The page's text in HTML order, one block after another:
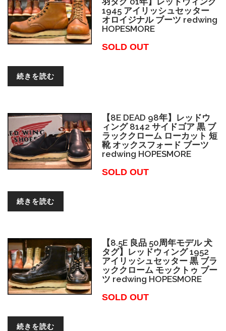
1945 アイリッシュセッター
オロイジナル ブーツ redwing
HOPESMORE
SOLD OUT
続きを読む
【8E DEAD 98年】レッドウ
ィング 8142 サイドゴア 黒 ブ
ラッククローム ローカット 短
靴 オックスフォード ブーツ
redwing HOPESMORE
SOLD OUT
続きを読む
【8.5E 良品 50周年モデル 犬
タグ】レッドウィング 1952
アイリッシュセッター 黒 ブラ
ッククローム モックトゥ ブー
ツ redwing HOPESMORE
SOLD OUT
続きを読む